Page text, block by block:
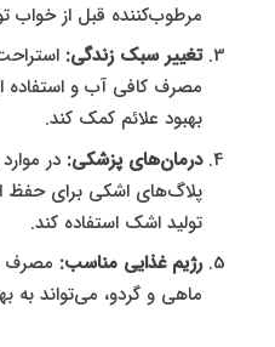
مرطوب‌کننده قبل از خواب
تغییر سبک زندگی:
مصرف کافی آب و استفاده
بهبود علائم کمک کند.
درمان‌های پزشکی: در
پلاگ‌های اشکی برای حفظ
تولید اشک استفاده کند.
رژیم غذایی مناسب:
ماهی و گردو، می‌تواند